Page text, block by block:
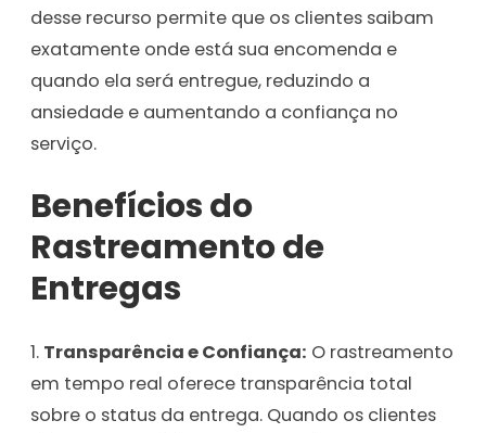
desse recurso permite que os clientes saibam
exatamente onde está sua encomenda e
quando ela será entregue, reduzindo a
ansiedade e aumentando a confiança no
serviço.
Benefícios do
Rastreamento de
Entregas
1. Transparência e Confiança: O rastreamento
em tempo real oferece transparência total
sobre o status da entrega. Quando os clientes